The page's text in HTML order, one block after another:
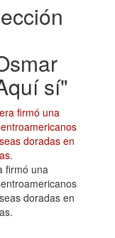
sí"
firmó una
doradas en